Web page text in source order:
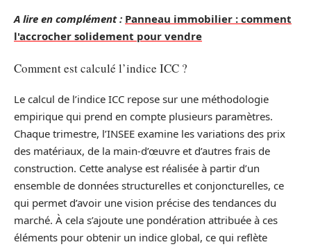
A lire en complément : Panneau immobilier : comment
l'accrocher solidement pour vendre
Comment est calculé l’indice ICC ?
Le calcul de l’indice ICC repose sur une méthodologie
empirique qui prend en compte plusieurs paramètres.
Chaque trimestre, l’INSEE examine les variations des prix
des matériaux, de la main-d’œuvre et d’autres frais de
construction. Cette analyse est réalisée à partir d’un
ensemble de données structurelles et conjoncturelles, ce
qui permet d’avoir une vision précise des tendances du
marché. À cela s’ajoute une pondération attribuée à ces
éléments pour obtenir un indice global, ce qui reflète